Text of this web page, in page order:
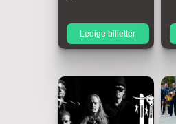
Ledige billetter